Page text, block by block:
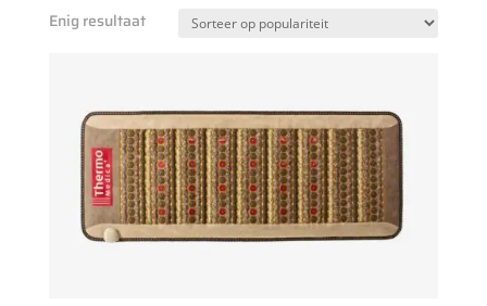
Enig resultaat